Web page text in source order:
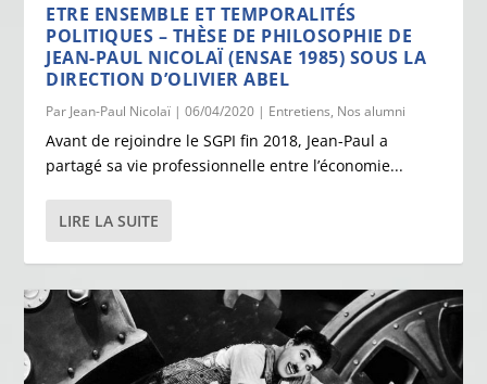
ETRE ENSEMBLE ET TEMPORALITÉS
POLITIQUES – THÈSE DE PHILOSOPHIE DE
JEAN-PAUL NICOLAÏ (ENSAE 1985) SOUS LA
DIRECTION D’OLIVIER ABEL
Par Jean-Paul Nicolaï |06/04/2020 | Entretiens, Nos alumni
Avant de rejoindre le SGPI fin 2018, Jean-Paul a
partagé sa vie professionnelle entre l’économie...
LIRE LA SUITE